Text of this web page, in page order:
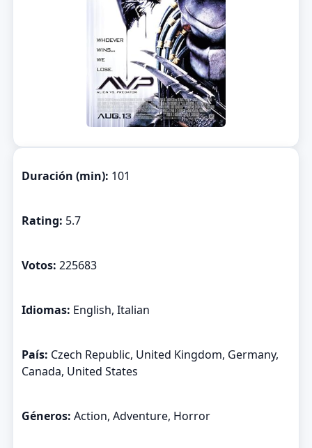
Duración (min): 101
Rating: 5.7
Votos: 225683
Idiomas: English, Italian
País: Czech Republic, United Kingdom, Germany,
Canada, United States
Géneros: Action, Adventure, Horror